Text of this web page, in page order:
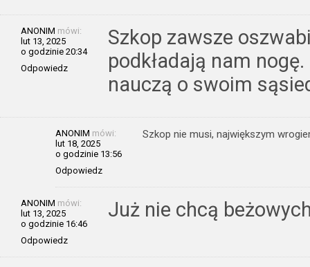
ANONIM mówi:
lut 13, 2025
o godzinie 20:34
Odpowiedz
Szkop zawsze
podkładają nam
nauczą o swoim
ANONIM mówi:
lut 18, 2025
o godzinie 13:56
Odpowiedz
Szkop nie musi, największym
ANONIM mówi:
lut 13, 2025
o godzinie 16:46
Odpowiedz
Już nie chcą